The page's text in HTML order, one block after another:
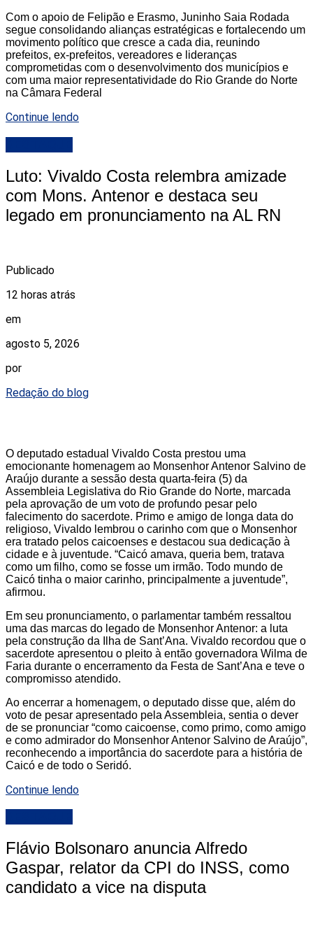
Com o apoio de Felipão e Erasmo, Juninho Saia Rodada
segue consolidando alianças estratégicas e fortalecendo um
movimento político que cresce a cada dia, reunindo
prefeitos, ex-prefeitos, vereadores e lideranças
comprometidas com o desenvolvimento dos municípios e
com uma maior representatividade do Rio Grande do Norte
na Câmara Federal
Continue lendo
Luto: Vivaldo Costa relembra amizade
com Mons. Antenor e destaca seu
legado em pronunciamento na AL RN
Publicado
12 horas atrás
em
agosto 5, 2026
por
Redação do blog
O deputado estadual Vivaldo Costa prestou uma
emocionante homenagem ao Monsenhor Antenor Salvino de
Araújo durante a sessão desta quarta-feira (5) da
Assembleia Legislativa do Rio Grande do Norte, marcada
pela aprovação de um voto de profundo pesar pelo
falecimento do sacerdote. Primo e amigo de longa data do
religioso, Vivaldo lembrou o carinho com que o Monsenhor
era tratado pelos caicoenses e destacou sua dedicação à
cidade e à juventude. “Caicó amava, queria bem, tratava
como um filho, como se fosse um irmão. Todo mundo de
Caicó tinha o maior carinho, principalmente a juventude”,
afirmou.
Em seu pronunciamento, o parlamentar também ressaltou
uma das marcas do legado de Monsenhor Antenor: a luta
pela construção da Ilha de Sant’Ana. Vivaldo recordou que o
sacerdote apresentou o pleito à então governadora Wilma de
Faria durante o encerramento da Festa de Sant’Ana e teve o
compromisso atendido.
Ao encerrar a homenagem, o deputado disse que, além do
voto de pesar apresentado pela Assembleia, sentia o dever
de se pronunciar “como caicoense, como primo, como amigo
e como admirador do Monsenhor Antenor Salvino de Araújo”,
reconhecendo a importância do sacerdote para a história de
Caicó e de todo o Seridó.
Continue lendo
Flávio Bolsonaro anuncia Alfredo
Gaspar, relator da CPI do INSS, como
candidato a vice na disputa